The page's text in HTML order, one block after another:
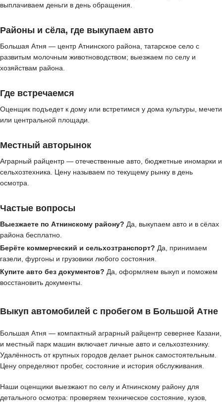
выплачиваем деньги в день обращения.
Районы и сёла, где выкупаем авто
Большая Атня — центр Атнинского района, татарское село с
развитым молочным животноводством; выезжаем по селу и
хозяйствам района.
Где встречаемся
Оценщик подъедет к дому или встретимся у дома культуры, мечети
или центральной площади.
Местный авторынок
Аграрный райцентр — отечественные авто, бюджетные иномарки и
сельхозтехника. Цену называем по текущему рынку в день
осмотра.
Частые вопросы
Выезжаете по Атнинскому району? Да, выкупаем авто и в сёлах
района бесплатно.
Берёте коммерческий и сельхозтранспорт? Да, принимаем
газели, фургоны и грузовики любого состояния.
Купите авто без документов? Да, оформляем выкуп и поможем
восстановить документы.
Выкуп автомобилей с пробегом в Большой Атне
Большая Атня — компактный аграрный райцентр севернее Казани,
и местный парк машин включает личные авто и сельхозтехнику.
Удалённость от крупных городов делает рынок самостоятельным.
Цену определяют пробег, состояние и история обслуживания.
Наши оценщики выезжают по селу и Атнинскому району для
детального осмотра: проверяем техническое состояние, кузов,